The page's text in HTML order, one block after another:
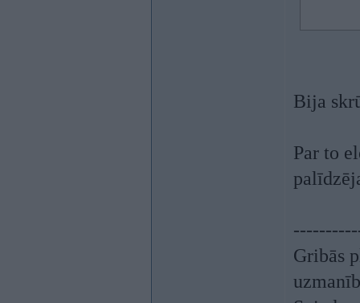
Bija
Par to
Gribās